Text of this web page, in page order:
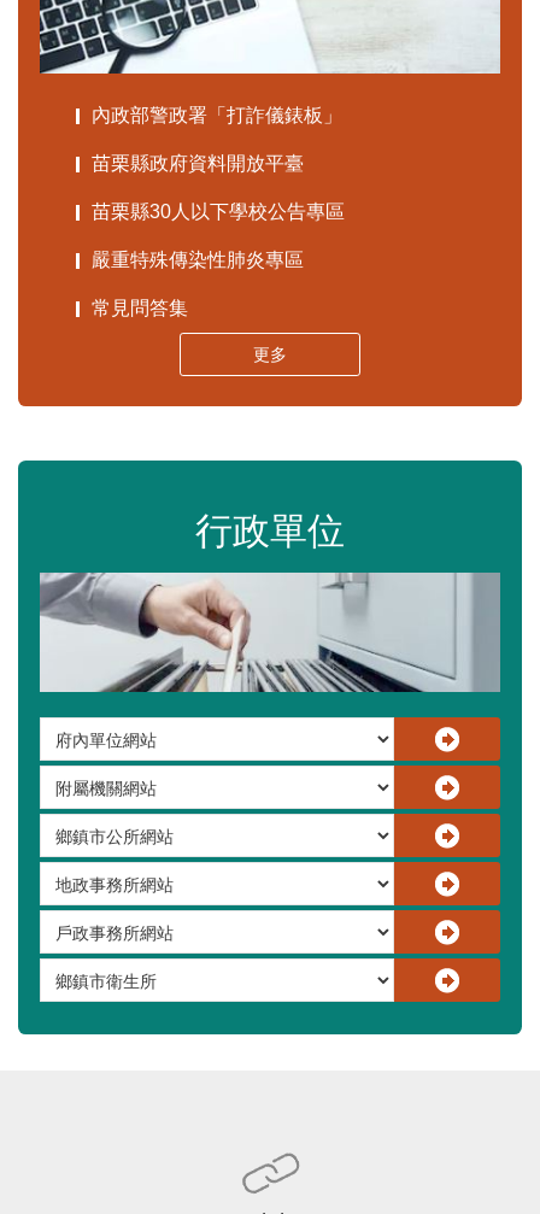
內政部警政署「打詐儀錶板」
苗栗縣政府資料開放平臺
苗栗縣30人以下學校公告專區
嚴重特殊傳染性肺炎專區
常見問答集
更多
行政單位